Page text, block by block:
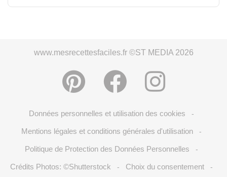
www.mesrecettesfaciles.fr ©ST MEDIA 2026
Données personnelles et utilisation des cookies -
Mentions légales et conditions générales d'utilisation -
Politique de Protection des Données Personnelles -
Crédits Photos: ©Shutterstock - Choix du consentement -